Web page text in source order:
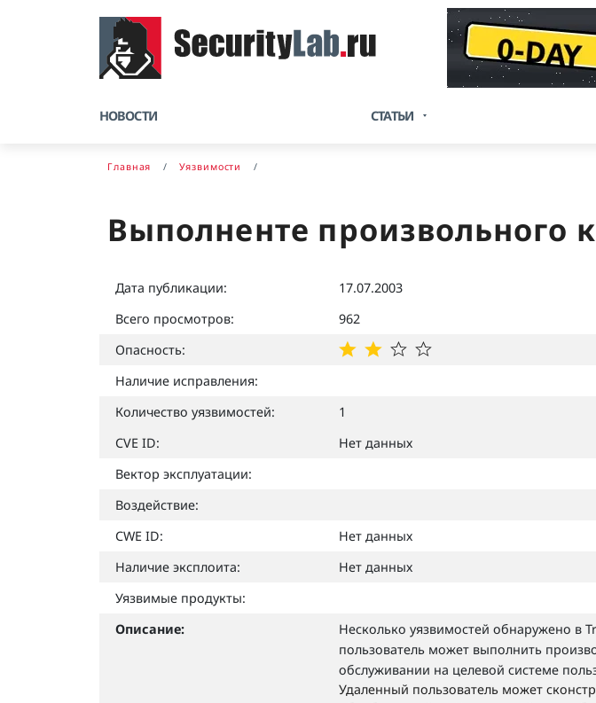
НОВОСТИ СТАТЬИ
Главная Уязвимости
Выполненте произвольного
Дата публикации:
17.07.2003
Всего просмотров:
962
Опасность:
Наличие исправления:
Количество уязвимостей:
1
CVE ID:
Нет данных
Вектор эксплуатации:
Воздействие:
CWE ID:
Нет данных
Наличие эксплоита:
Нет данных
Уязвимые продукты:
Описание:
Несколько уязвимостей обнаружено в
пользователь может выполнить
обслуживании на целевой системе
Удаленный пользователь может